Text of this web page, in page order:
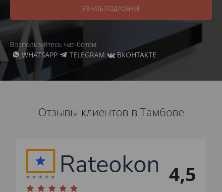
УЗНАТЬ ПОДРОБНЕЕ
Воспользуйтесь чат-ботом:
WHATSAPP
TELEGRAM ВКОНТАКТЕ
Отзывы клиентов в Тамбове
4,5